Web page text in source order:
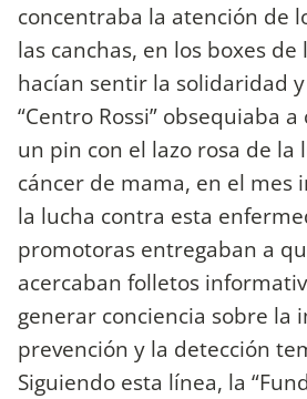
concentraba la atención de
las canchas, en los boxes de
hacían sentir la solidaridad
“Centro Rossi” obsequiaba
un pin con el lazo rosa de la
cáncer de mama, en el mes
la lucha contra esta
promotoras entregaban a
acercaban folletos
generar conciencia sobre la
prevención y la detección
Siguiendo esta línea, la